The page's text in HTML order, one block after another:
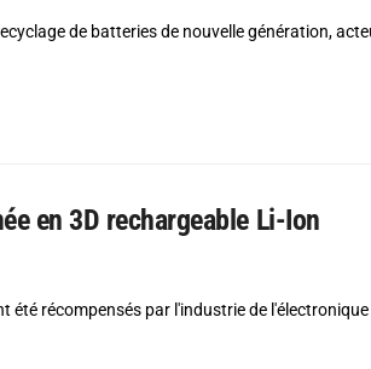
de batteries de nouvelle génération,
en 3D rechargeable Li-Ion
été récompensés par l'industrie de